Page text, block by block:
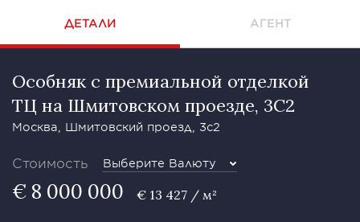
ДЕТАЛИ АГЕНТ
Особняк с премиальной отделкой
ТЦ на Шмитовском проезде, 3С2
Москва, Шмитовский проезд, 3с2
Стоимость Выберите Валюту
€ 8 000 000 € 13 427 / м²